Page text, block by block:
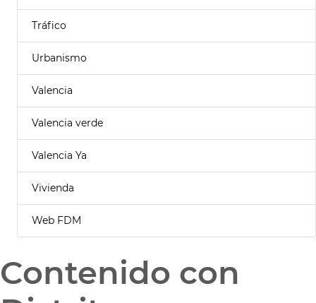
Tráfico
Urbanismo
Valencia
Valencia verde
Valencia Ya
Vivienda
Web FDM
Contenido con